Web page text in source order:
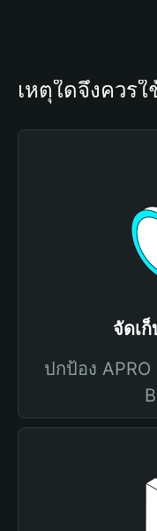
เหตุใดจึงควร
จัดเ
ปกป้อง